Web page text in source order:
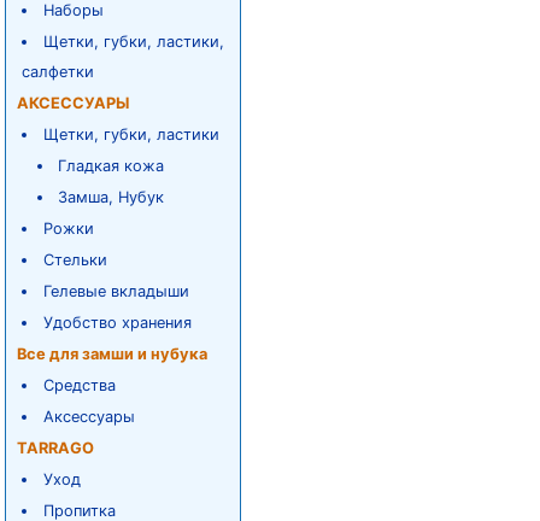
Наборы
Щетки, губки, ластики,
салфетки
АКСЕССУАРЫ
Щетки, губки, ластики
Гладкая кожа
Замша, Нубук
Рожки
Стельки
Гелевые вкладыши
Удобство хранения
Все для замши и нубука
Средства
Аксессуары
TARRAGO
Уход
Пропитка